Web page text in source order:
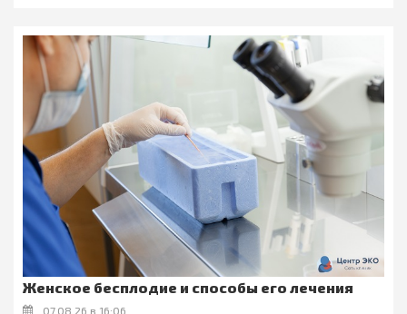
Женское бесплодие и способы его лечения
07.08.26 в 16:06